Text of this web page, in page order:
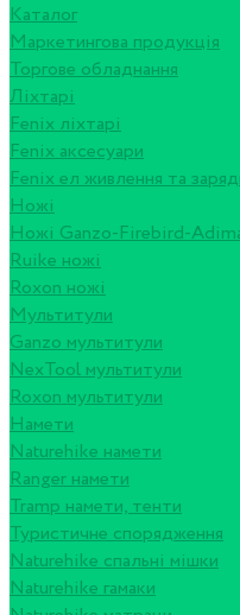
Каталог
Маркетингова продукція
Торгове обладнання
Ліхтарі
Fenix ліхтарі
Fenix аксесуари
Fenix ел живлення та
Ножі
Ножі Ganzo-Firebird-
Ruike ножі
Roxon ножi
Мультитули
Ganzo мультитули
NexTool мультитули
Roxon мультитули
Намети
Naturehike намети
Ranger намети
Tramp намети, тенти
Туристичне спорядження
Naturehike спальні мішки
Naturehike гамаки